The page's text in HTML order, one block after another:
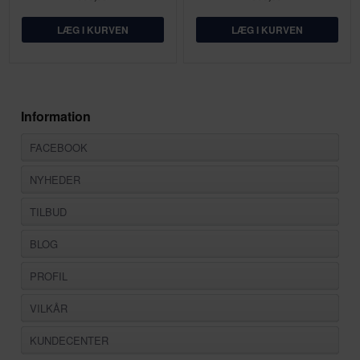
Information
FACEBOOK
NYHEDER
TILBUD
BLOG
PROFIL
VILKÅR
KUNDECENTER